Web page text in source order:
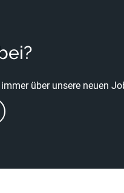
über unsere neuen